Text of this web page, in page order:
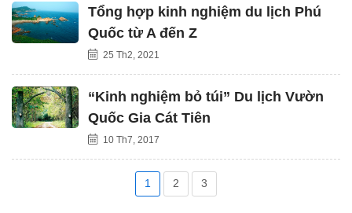
Tổng hợp kinh nghiệm du lịch Phú
Quốc từ A đến Z
25 Th2, 2021
“Kinh nghiệm bỏ túi” Du lịch Vườn
Quốc Gia Cát Tiên
10 Th7, 2017
1 2 3